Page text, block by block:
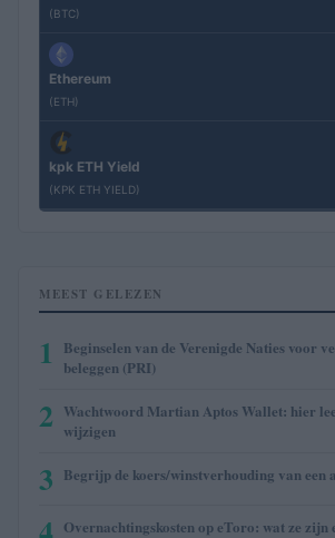
(BTC)
Ethereum
(ETH)
kpk ETH Yield
(KPK ETH YIELD)
MEEST GELEZEN
1
Beginselen van de Verenigde Naties voor
beleggen (PRI)
2 Wachtwoord Martian Aptos Wallet: hier
wijzigen
3 Begrijp de koers/winstverhouding van een
Overnachtingskosten op eToro: wat ze zijn